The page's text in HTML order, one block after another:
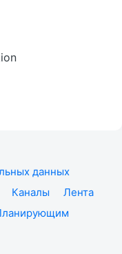
данных
Каналы
Лента